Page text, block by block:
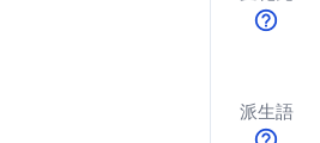
派生語